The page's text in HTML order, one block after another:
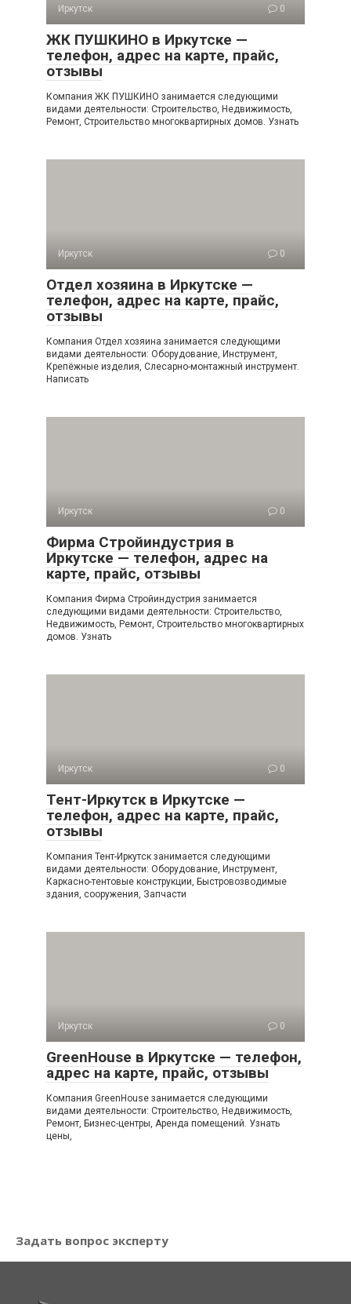
Иркутск 0
ЖК ПУШКИНО в Иркутске —
телефон, адрес на карте, прайс,
отзывы
Компания ЖК ПУШКИНО занимается следующими
видами деятельности: Строительство, Недвижимость,
Ремонт, Строительство многоквартирных домов. Узнать
Иркутск 0
Отдел хозяина в Иркутске —
телефон, адрес на карте, прайс,
отзывы
Компания Отдел хозяина занимается следующими
видами деятельности: Оборудование, Инструмент,
Крепёжные изделия, Слесарно-монтажный инструмент.
Написать
Иркутск 0
Фирма Стройиндустрия в
Иркутске — телефон, адрес на
карте, прайс, отзывы
Компания Фирма Стройиндустрия занимается
следующими видами деятельности: Строительство,
Недвижимость, Ремонт, Строительство многоквартирных
домов. Узнать
Иркутск 0
Тент-Иркутск в Иркутске —
телефон, адрес на карте, прайс,
отзывы
Компания Тент-Иркутск занимается следующими
видами деятельности: Оборудование, Инструмент,
Каркасно-тентовые конструкции, Быстровозводимые
здания, сооружения, Запчасти
Иркутск 0
GreenHouse в Иркутске — телефон,
адрес на карте, прайс, отзывы
Компания GreenHouse занимается следующими
видами деятельности: Строительство, Недвижимость,
Ремонт, Бизнес-центры, Аренда помещений. Узнать
цены,
Задать вопрос эксперту